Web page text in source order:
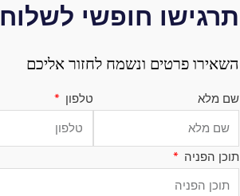
תרגישו חופשי לשלוח
השאירו פרטים ונשמח לחזור אליכם
שם מלא טלפון
תוכן הפניה